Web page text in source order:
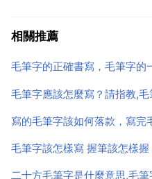
桿內側，起著把筆往外推
相關推薦
毛筆字的正確書寫，毛筆字的
毛筆字應該怎麼寫？請指教,
寫的毛筆字該如何落款，寫完
毛筆字該怎樣寫 握筆該怎樣
二十方毛筆字是什麼意思,毛